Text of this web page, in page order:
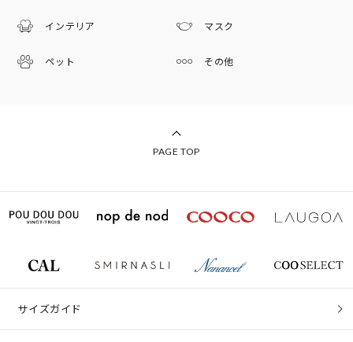
インテリア マスク
ペット その他
PAGE TOP
サイズガイド